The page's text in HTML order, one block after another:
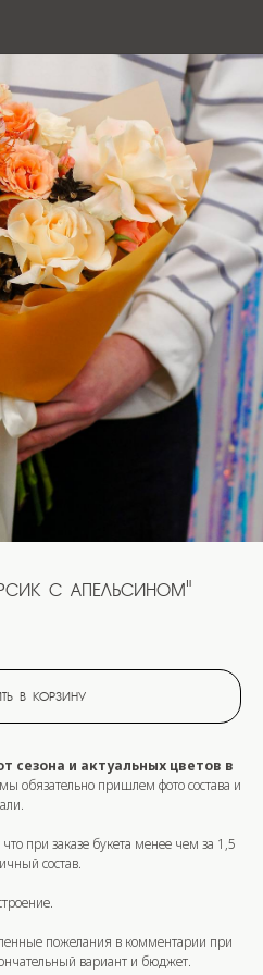
с апельсином"
в корзину
сезона и актуальных цветов в
обязательно пришлем фото состава и
при заказе букета менее чем за 1,5
состав.
пожелания в комментарии при
вариант и бюджет.